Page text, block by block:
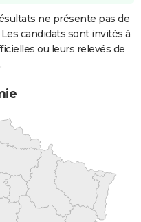
ne présente pas de
candidats sont invités à
ou leurs relevés de